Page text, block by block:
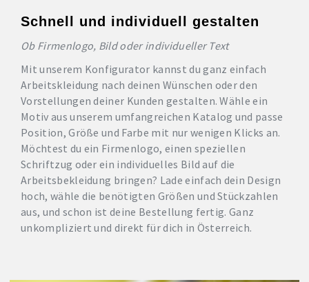
Schnell und individuell gestalten
Ob Firmenlogo, Bild oder individueller Text
Mit unserem Konfigurator kannst du ganz einfach
Arbeitskleidung nach deinen Wünschen oder den
Vorstellungen deiner Kunden gestalten. Wähle ein
Motiv aus unserem umfangreichen Katalog und passe
Position, Größe und Farbe mit nur wenigen Klicks an.
Möchtest du ein Firmenlogo, einen speziellen
Schriftzug oder ein individuelles Bild auf die
Arbeitsbekleidung bringen? Lade einfach dein Design
hoch, wähle die benötigten Größen und Stückzahlen
aus, und schon ist deine Bestellung fertig. Ganz
unkompliziert und direkt für dich in Österreich.